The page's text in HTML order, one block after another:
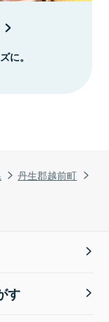
丹生郡越前町
に。
す